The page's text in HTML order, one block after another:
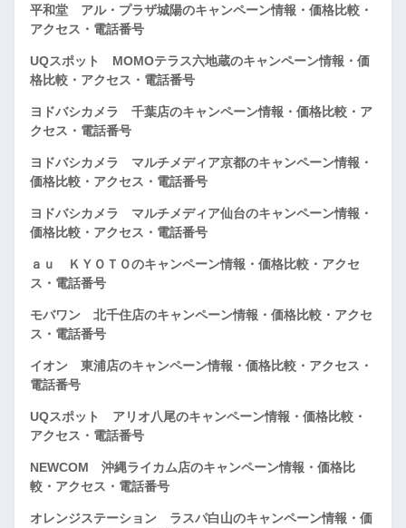
平和堂 アル・プラザ城陽のキャンペーン情報・価格比較・
アクセス・電話番号
UQスポット MOMOテラス六地蔵のキャンペーン情報・価
格比較・アクセス・電話番号
ヨドバシカメラ 千葉店のキャンペーン情報・価格比較・ア
クセス・電話番号
ヨドバシカメラ マルチメディア京都のキャンペーン情報・
価格比較・アクセス・電話番号
ヨドバシカメラ マルチメディア仙台のキャンペーン情報・
価格比較・アクセス・電話番号
ａｕ ＫＹＯＴＯのキャンペーン情報・価格比較・アクセ
ス・電話番号
モバワン 北千住店のキャンペーン情報・価格比較・アクセ
ス・電話番号
イオン 東浦店のキャンペーン情報・価格比較・アクセス・
電話番号
UQスポット アリオ八尾のキャンペーン情報・価格比較・
アクセス・電話番号
NEWCOM 沖縄ライカム店のキャンペーン情報・価格比
較・アクセス・電話番号
オレンジステーション ラスパ白山のキャンペーン情報・価